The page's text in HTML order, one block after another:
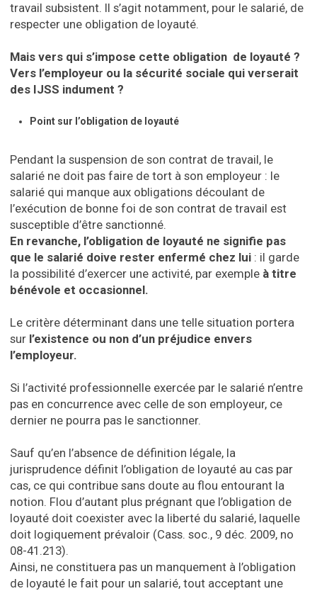
travail subsistent. Il s’agit notamment, pour le salarié, de
respecter une obligation de loyauté.
Mais vers qui s’impose cette obligation de loyauté ?
Vers l’employeur ou la sécurité sociale qui verserait
des IJSS indument ?
Point sur l’obligation de loyauté
Pendant la suspension de son contrat de travail, le
salarié ne doit pas faire de tort à son employeur : le
salarié qui manque aux obligations découlant de
l’exécution de bonne foi de son contrat de travail est
susceptible d’être sanctionné.
En revanche, l’obligation de loyauté ne signifie pas
que le salarié doive rester enfermé chez lui : il garde
la possibilité d’exercer une activité, par exemple à titre
bénévole et occasionnel.
Le critère déterminant dans une telle situation portera
sur l’existence ou non d’un préjudice envers
l’employeur.
Si l’activité professionnelle exercée par le salarié n’entre
pas en concurrence avec celle de son employeur, ce
dernier ne pourra pas le sanctionner.
Sauf qu’en l’absence de définition légale, la
jurisprudence définit l’obligation de loyauté au cas par
cas, ce qui contribue sans doute au flou entourant la
notion. Flou d’autant plus prégnant que l’obligation de
loyauté doit coexister avec la liberté du salarié, laquelle
doit logiquement prévaloir (Cass. soc., 9 déc. 2009, no
08-41.213).
Ainsi, ne constituera pas un manquement à l’obligation
de loyauté le fait pour un salarié, tout acceptant une